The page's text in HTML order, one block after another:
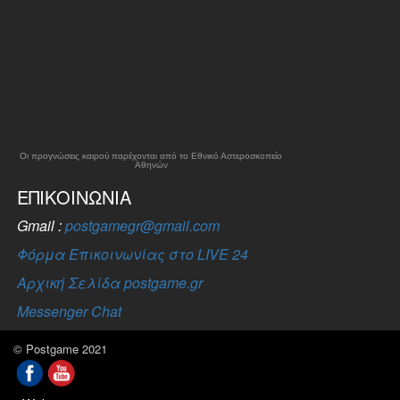
Οι προγνώσεις καιρού παρέχονται από το Εθνικό Αστεροσκοπείο
Αθηνών
ΕΠΙΚΟΙΝΩΝΊΑ
Gmail :postgamegr@gmail.com
Φόρμα Επικοινωνίας στο LIVE 24
Αρχική Σελίδα postgame.gr
Messenger Chat
© Postgame 2021